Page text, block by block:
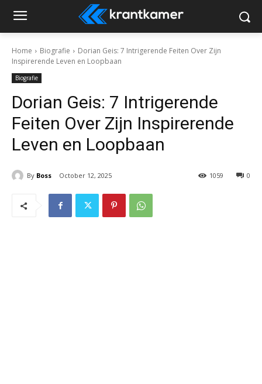
Home Biografie
Dorian Geis: 7 Intrigerende Feiten Over Zijn
Inspirerende Leven en Loopbaan
Biografie
Dorian Geis: 7 Intrigerende
Feiten Over Zijn Inspirerende
Leven en Loopbaan
By Boss October 12, 2025 0
1059